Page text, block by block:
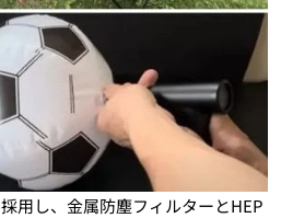
用し、金属防塵フィルターとHEP